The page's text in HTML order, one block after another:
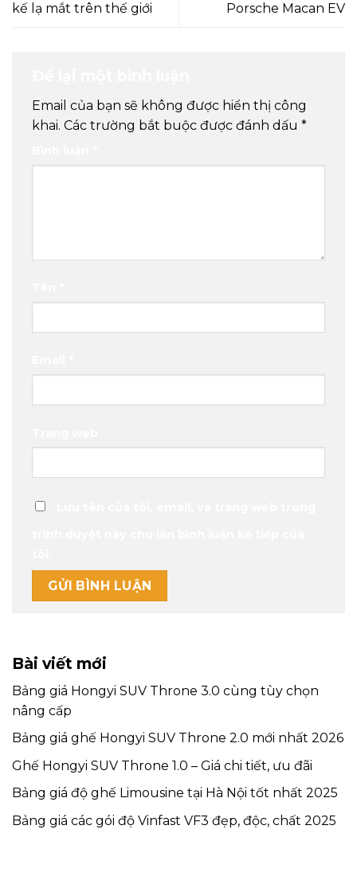
kế lạ mắt trên thế giới
Porsche Macan EV
Email của bạn sẽ không được hiển thị công
khai. Các trường bắt buộc được đánh dấu *
Bài viết mới
Bảng giá Hongyi SUV Throne 3.0 cùng tùy chọn
nâng cấp
Bảng giá ghế Hongyi SUV Throne 2.0 mới nhất 2026
Ghế Hongyi SUV Throne 1.0 – Giá chi tiết, ưu đãi
Bảng giá độ ghế Limousine tại Hà Nội tốt nhất 2025
Bảng giá các gói độ Vinfast VF3 đẹp, độc, chất 2025